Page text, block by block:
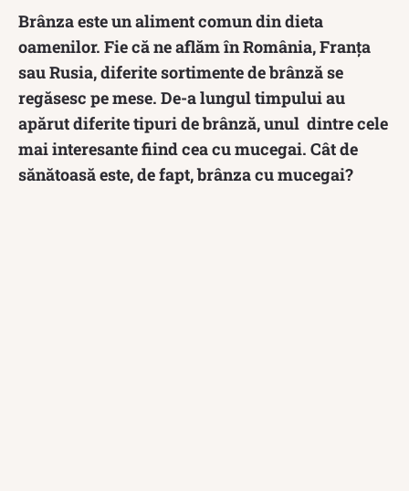
Brânza este un aliment comun din dieta
oamenilor. Fie că ne aflăm în România, Franța
sau Rusia, diferite sortimente de brânză se
regăsesc pe mese. De-a lungul timpului au
apărut diferite tipuri de brânză, unul dintre cele
mai interesante fiind cea cu mucegai. Cât de
sănătoasă este, de fapt, brânza cu mucegai?